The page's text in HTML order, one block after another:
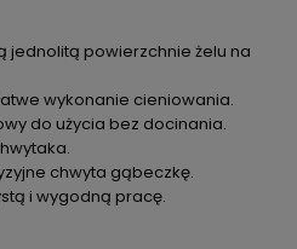
jednolitą powierzchnie żelu na
wykonanie cieniowania.
do użycia bez docinania.
chwyta gąbeczkę.
i wygodną pracę.